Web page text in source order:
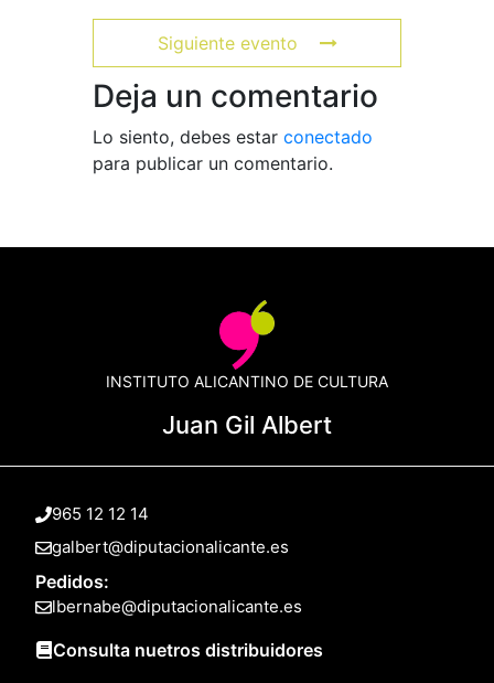
Siguiente evento
Deja un comentario
Lo siento, debes estar conectado
para publicar un comentario.
INSTITUTO ALICANTINO DE CULTURA
Juan Gil Albert
965 12 12 14
galbert@diputacionalicante.es
Pedidos:
lbernabe@diputacionalicante.es
Consulta nuetros distribuidores